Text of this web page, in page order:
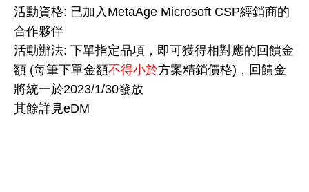
活動資格: 已加入MetaAge Microsoft CSP經銷商的
合作夥伴
活動辦法: 下單指定品項，即可獲得相對應的回饋金
額 (每筆下單金額不得小於方案精銷價格)，回饋金
將統一於2023/1/30發放
其餘詳見eDM